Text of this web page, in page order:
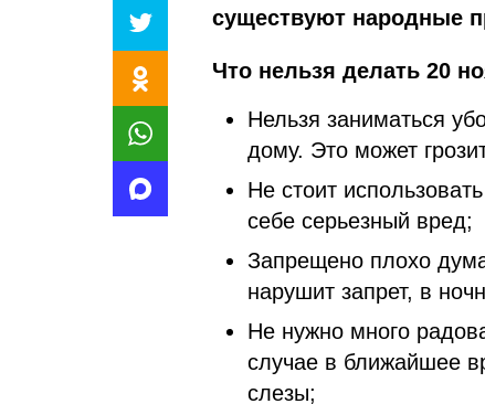
существуют народные
Что нельзя делать 20
Нельзя заниматься
дому. Это может
Не стоит
себе серьезный вред;
Запрещено плохо
нарушит запрет, в
Не нужно много
случае в ближайшее
слезы;